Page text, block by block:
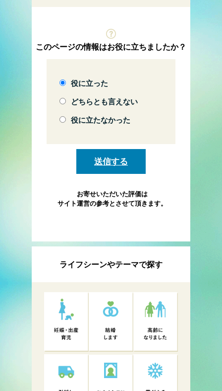
このページの情報はお役に立ちましたか？
役に立った
どちらとも言えない
役に立たなかった
お寄せいただいた評価は
サイト運営の参考とさせて頂きます。
ライフシーンやテーマで探す